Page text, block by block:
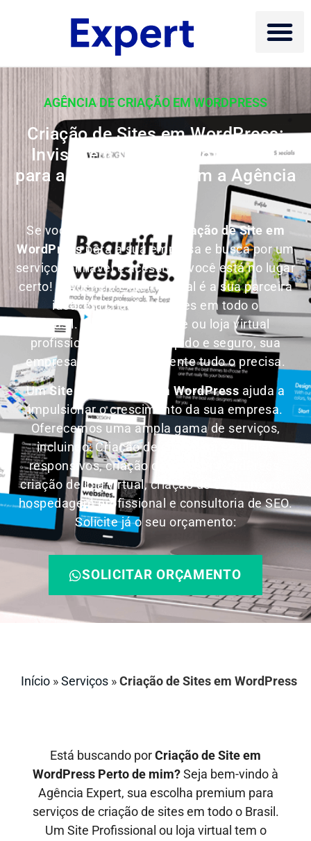
AGÊNCIA DE CRIAÇÃO EM WORDPRESS
Criação de Sites em WordPress:
Invista em um Site Profissional
para a sua Empresa com a Agência
Se você está planejando Criação de Site em
WordPresspara a sua empresa e busca por um
serviço confiável e acessível, você está no lugar
certo! A Agência Expert Digital é a sua parceira
ideal em criação de sites em todo o
Brasil.Invista em um site ou loja virtual
profissional, com SEO, rápido e seguro, sua
empresa terá absolutamente tudo o precisa.
UmSite Profissional em WordPress ajuda a
impulsionar o crescimento da sua empresa.
Oferecemos uma ampla gama de serviços,
incluindo: Criação de sites para celulares
responsivos, criação de site em WordPress,
criação de loja virtual, criação de e-commerce,
hospedagem profissional e consultoria de SEO.
Solicite já o seu orçamento:
SOLICITAR ORÇAMENTO
Início »Serviços »Criação de Sites em WordPress
Está buscando porCriação de Siteem
WordPress Perto de mim?Seja bem-vindo à
Agência Expert, sua escolha premium para
serviços de criação de sites em todo o Brasil.
Um Site Profissional ou loja virtual tem o